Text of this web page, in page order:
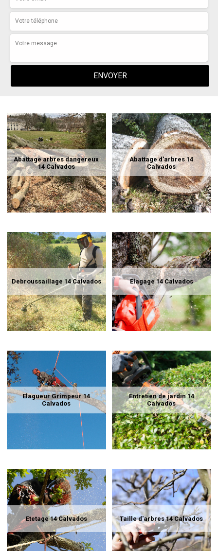
Abattage arbres dangereux
14 Calvados
Abattage d'arbres 14
Calvados
Debroussaillage 14 Calvados Elagage 14 Calvados
Elagueur Grimpeur 14
Calvados
Entretien de jardin 14
Calvados
Etetage 14 Calvados Taille d'arbres 14 Calvados